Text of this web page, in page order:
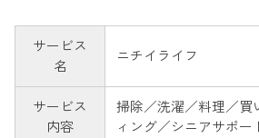
サービス
名
ニチイライフ
サービス
内容
掃除／洗濯／料理／買
ィング／シニアサポー